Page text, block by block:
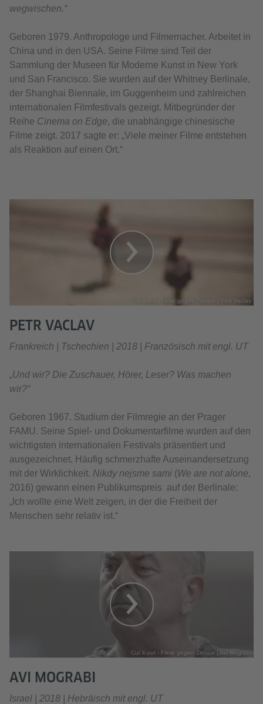
wegwischen.“
Geboren 1979. Anthropologe und Filmemacher. Arbeitet in
China und in den USA. Seine Filme sind Teil der
Sammlung der Museen für Moderne Kunst in New York
und San Francisco. Sie wurden auf der Whitney Berlinale,
der Shanghai Biennale, im Guggenheim und zahlreichen
internationalen Filmfestivals gezeigt. Mitbegründer der
Reihe Cinema on Edge, die unabhängige chinesische
Filme zeigt. 2017 sagte er: „Viele meiner Filme entstehen
als Reaktion auf einen Ort.“
Cut it out - Filme gegen Zensur | Petr Vaclav
PETR VACLAV
Frankreich | Tschechien | 2018 | Französisch mit engl. UT
„Und wir? Die Zuschauer, Hörer, Leser? Was machen
wir?“
Geboren 1967. Studium der Filmregie an der Prager
FAMU. Seine Spiel- und Dokumentarfilme wurden auf den
wichtigsten internationalen Festivals präsentiert und
ausgezeichnet. Häufig schmerzhafte Auseinandersetzung
mit der Wirklichkeit. Nikdy nejsme sami (We are not alone,
2016) gewann einen Publikumspreis auf der Berlinale:
„Ich wollte eine Welt zeigen, in der die Freiheit der
Menschen sehr relativ ist.“
Cut it out - Filme gegen Zensur | Avi Mograbi
AVI MOGRABI
Israel | 2018 | Hebräisch mit engl. UT